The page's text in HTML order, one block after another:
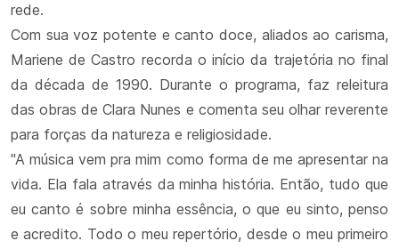
rede.
Com sua voz potente e canto doce, aliados ao carisma,
Mariene de Castro recorda o início da trajetória no final
da década de 1990. Durante o programa, faz releitura
das obras de Clara Nunes e comenta seu olhar reverente
para forças da natureza e religiosidade.
"A música vem pra mim como forma de me apresentar na
vida. Ela fala através da minha história. Então, tudo que
eu canto é sobre minha essência, o que eu sinto, penso
e acredito. Todo o meu repertório, desde o meu primeiro